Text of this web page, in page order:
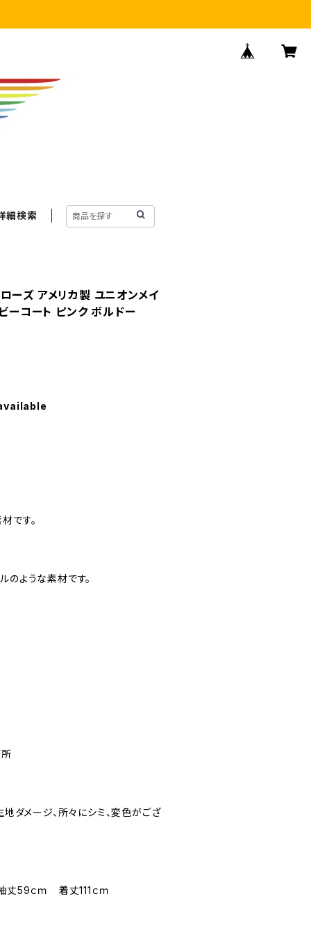
細検索
ズ アメリカ製 ユニオンメイ
ーコート ピンク ボルドー
です。
のような素材です。
地ダメージ、所々にシミ、変色がござ
59ｃｍ 着丈111ｃｍ